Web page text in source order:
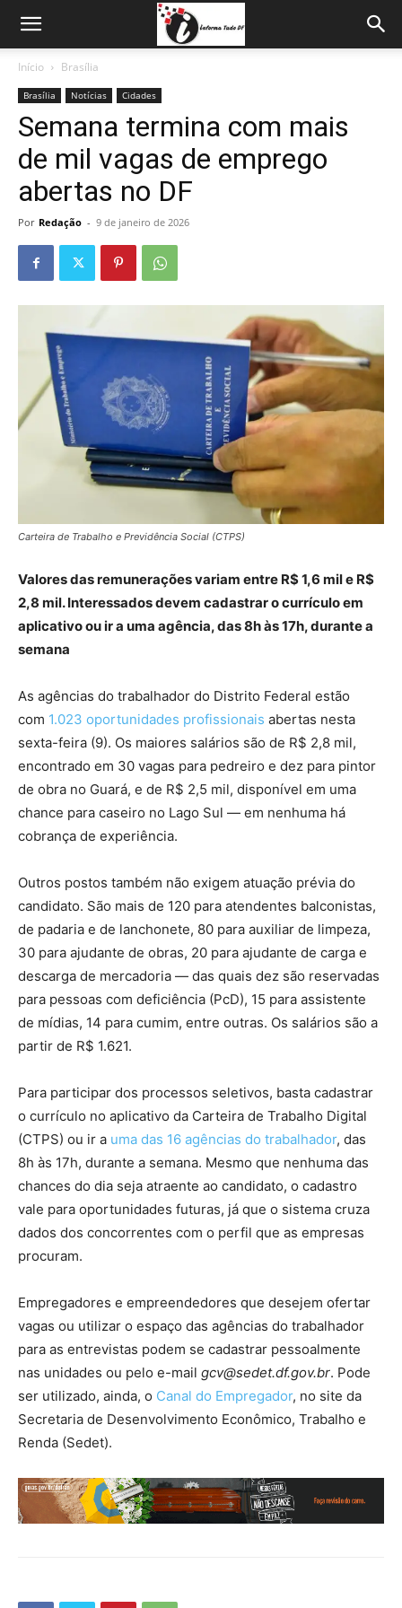
Início Brasília
Brasília Notícias Cidades
Semana termina com mais
de mil vagas de emprego
abertas no DF
Por Redação - 9 de janeiro de 2026
Carteira de Trabalho e Previdência Social (CTPS)
Valores das remunerações variam entre R$ 1,6 mil e R$
2,8 mil. Interessados devem cadastrar o currículo em
aplicativo ou ir a uma agência, das 8h às 17h, durante a
semana
As agências do trabalhador do Distrito Federal estão
com 1.023 oportunidades profissionais abertas nesta
sexta-feira (9). Os maiores salários são de R$ 2,8 mil,
encontrado em 30 vagas para pedreiro e dez para pintor
de obra no Guará, e de R$ 2,5 mil, disponível em uma
chance para caseiro no Lago Sul — em nenhuma há
cobrança de experiência.
Outros postos também não exigem atuação prévia do
candidato. São mais de 120 para atendentes balconistas,
de padaria e de lanchonete, 80 para auxiliar de limpeza,
30 para ajudante de obras, 20 para ajudante de carga e
descarga de mercadoria — das quais dez são reservadas
para pessoas com deficiência (PcD), 15 para assistente
de mídias, 14 para cumim, entre outras. Os salários são a
partir de R$ 1.621.
Para participar dos processos seletivos, basta cadastrar
o currículo no aplicativo da Carteira de Trabalho Digital
(CTPS) ou ir a uma das 16 agências do trabalhador, das
8h às 17h, durante a semana. Mesmo que nenhuma das
chances do dia seja atraente ao candidato, o cadastro
vale para oportunidades futuras, já que o sistema cruza
dados dos concorrentes com o perfil que as empresas
procuram.
Empregadores e empreendedores que desejem ofertar
vagas ou utilizar o espaço das agências do trabalhador
para as entrevistas podem se cadastrar pessoalmente
nas unidades ou pelo e-mail gcv@sedet.df.gov.br. Pode
ser utilizado, ainda, o Canal do Empregador, no site da
Secretaria de Desenvolvimento Econômico, Trabalho e
Renda (Sedet).